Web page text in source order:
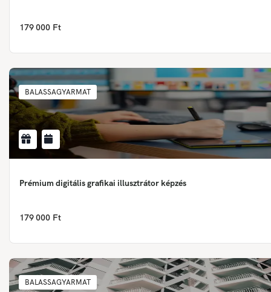
179 000 Ft
BALASSAGYARMAT
Prémium digitális grafikai illusztrátor képzés
179 000 Ft
BALASSAGYARMAT